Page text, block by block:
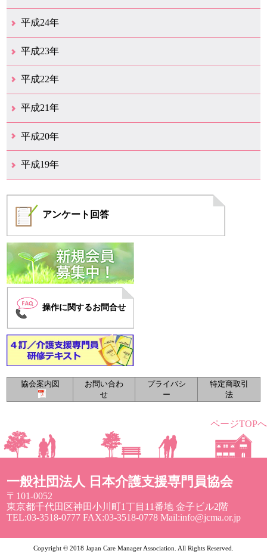
12月（12）
11月（6）
10月（7）
9月（10）
8月（6）
7月（9）
6月（7）
5月（8）
4月（8）
3月（12）
2月（17）
1月（7）
平成24年
12月（8）
11月（5）
10月（7）
9月（10）
8月（5）
7月（7）
6月（9）
5月（7）
4月（7）
3月（12）
2月（2）
1月（4）
平成23年
12月（6）
11月（6）
10月（14）
9月（5）
8月（8）
7月（7）
6月（9）
5月（11）
4月（12）
3月（3）
2月（2）
平成22年
12月（1）
11月（5）
10月（7）
9月（15）
8月（12）
7月（11）
6月（12）
5月（6）
4月（4）
3月（17）
2月（7）
1月（6）
平成21年
12月（4）
11月（3）
10月（7）
9月（5）
8月（7）
7月（9）
6月（13）
5月（9）
4月（22）
3月（9）
2月（8）
平成20年
12月（6）
11月（4）
10月（6）
9月（4）
8月（1）
7月（6）
6月（1）
5月（1）
4月（1）
3月（2）
2月（4）
1月（2）
平成19年
アンケート 回答
操作に関するお問合せ
ページTOPへ
一般社団法人 日本介護支援専門員協会
〒101-0052
東京都千代田区神田小川町1丁目11番地 金子ビル2階
TEL:03-3518-0777 FAX:03-3518-0778 Mail:info@jcma.or.jp
Copyright © 2018 Japan Care Manager Association. All Rights Reserved.
協会案内図
お問い合わ
せ
プライバシ
ー
特定商取引
法